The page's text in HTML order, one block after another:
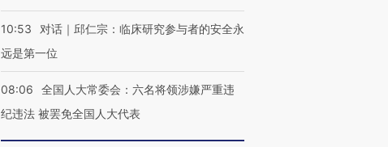
10:53
对话｜邱仁宗：临床研究参与者的安全永
远是第一位
08:06
全国人大常委会：六名将领涉嫌严重违
纪违法 被罢免全国人大代表